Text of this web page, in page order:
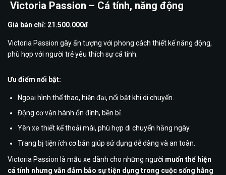
Victoria Passion – Cá tính, năng động
Giá bán chỉ: 21.500.000đ
Victoria Passion gây ấn tượng với phong cách thiết kế năng động,
phù hợp với người trẻ yêu thích sự cá tính.
Ưu điểm nổi bật:
Ngoại hình thể thao, hiện đại, nổi bật khi di chuyển.
Động cơ vận hành ổn định, bền bỉ.
Yên xe thiết kế thoải mái, phù hợp di chuyển hằng ngày.
Trang bị tiện ích cơ bản giúp sử dụng dễ dàng và an toàn.
Victoria Passion là mẫu xe dành cho những người muốn thể hiện
cá tính nhưng vẫn đảm bảo sự tiện dụng trong cuộc sống hằng